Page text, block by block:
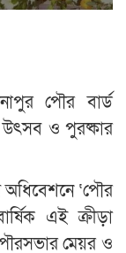
পৌর বার্ড
উৎসব ও পুরষ্কার
অধিবেশনে ‘পৌর
এই ক্রীড়া
মেয়র ও